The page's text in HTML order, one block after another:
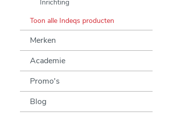
Inrichting
Toon alle Indeqs producten
Merken
Academie
Promo's
Blog